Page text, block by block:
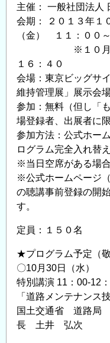
め
に…】
土
構
造
物
の
発
注
者
様
必
見
セ
ミ
ナ
ー
と
「イ
ン
主催： 一般社団法人
会期： ２０１３年１
（金） １１：００
※１０月３１日
１６：４０
会場：東京ビッグサ
維持管理展」展示会
参加：無料（但し「
場登録者、出展者に限
参加方法：公式ホー
ログラム完全入れ替
※当日空席がある場
※公式ホームページ（
の聴講事前登録の開
す。
定員：１５０名
★プログラム予定（
〇10月30日（水）
特別講演 11：00-12
「道路メンテナンス
国土交通省 道路局
長 土井 弘次